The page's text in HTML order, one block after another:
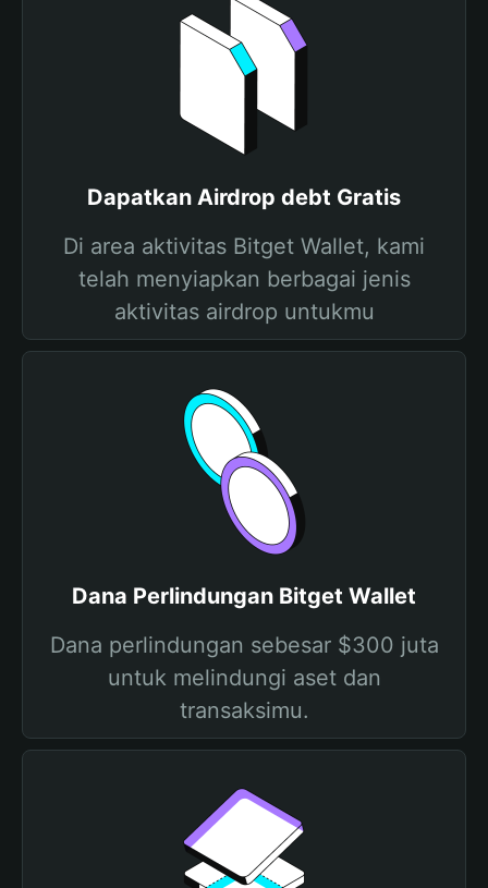
Dapatkan Airdrop debt Gratis
Di area aktivitas Bitget Wallet, kami
telah menyiapkan berbagai jenis
aktivitas airdrop untukmu
Dana Perlindungan Bitget Wallet
Dana perlindungan sebesar $300 juta
untuk melindungi aset dan
transaksimu.